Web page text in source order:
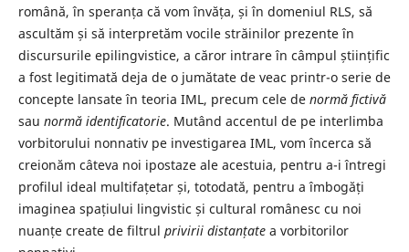
română, în speranța că vom învăța, și în domeniul RLS, să
ascultăm și să interpretăm vocile străinilor prezente în
discursurile epilingvistice, a căror intrare în câmpul științific
a fost legitimată deja de o jumătate de veac printr-o serie de
concepte lansate în teoria IML, precum cele de normă fictivă
sau normă identificatorie. Mutând accentul de pe interlimba
vorbitorului nonnativ pe investigarea IML, vom încerca să
creionăm câteva noi ipostaze ale acestuia, pentru a-i întregi
profilul ideal multifațetar și, totodată, pentru a îmbogăți
imaginea spațiului lingvistic și cultural românesc cu noi
nuanțe create de filtrul privirii distanțatea vorbitorilor